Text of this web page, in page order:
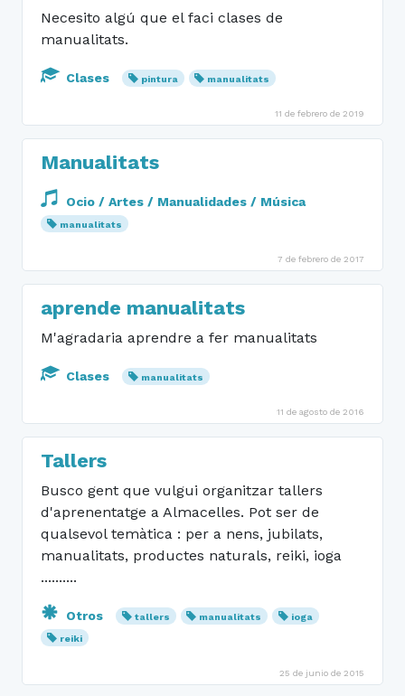
Necesito algú que el faci clases de
manualitats.
Clases pintura manualitats
11 de febrero de 2019
Manualitats
Ocio / Artes / Manualidades / Música
manualitats
7 de febrero de 2017
aprende manualitats
M'agradaria aprendre a fer manualitats
Clases manualitats
11 de agosto de 2016
Tallers
Busco gent que vulgui organitzar tallers
d'aprenentatge a Almacelles. Pot ser de
qualsevol temàtica : per a nens, jubilats,
manualitats, productes naturals, reiki, ioga
..........
Otros tallers manualitats
ioga
reiki
25 de junio de 2015